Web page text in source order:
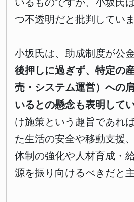
つ不透明だと批判していま
小坂氏は、助成制度が公
後押しに過ぎず、特定の
売・システム運営）への
いるとの懸念も表明してい
け施策という趣旨であれ
た生活の安全や移動支援
体制の強化や人材育成・
源を振り向けるべきだと